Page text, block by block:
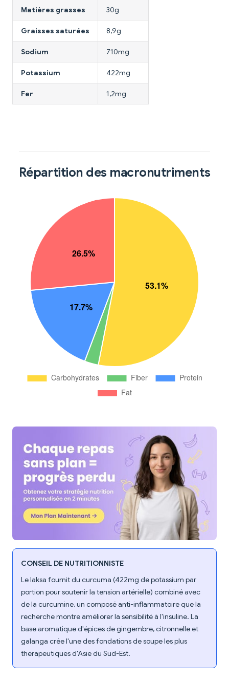
Matières grasses 30g
Graisses saturées 8,9g
Sodium 710mg
Potassium 422mg
Fer 1,2mg
Répartition des macronutriments
CONSEIL DE NUTRITIONNISTE
Le laksa fournit du curcuma (422mg de potassium par
portion pour soutenir la tension artérielle) combiné avec
de la curcumine, un composé anti-inflammatoire que la
recherche montre améliorer la sensibilité à l'insuline. La
base aromatique d'épices de gingembre, citronnelle et
galanga crée l'une des fondations de soupe les plus
thérapeutiques d'Asie du Sud-Est.